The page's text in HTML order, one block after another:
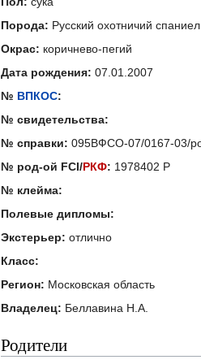
Порода: Русский охотничий
Окрас: коричнево-пегий
Дата рождения: 07.01.2007
№ ВПКОС:
№ свидетельства:
№ справки: 095ВФСО-07/0167-03/
№ род-ой FCI/РКФ: 1978402 Р
№ клейма:
Полевые дипломы:
Экстерьер: отлично
Класс:
Регион: Московская область
Владелец: Беллавина Н.А.
Родители